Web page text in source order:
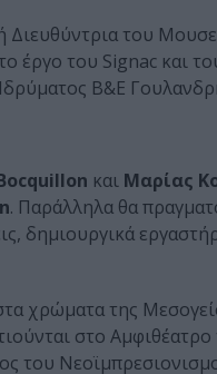
Διευθύντρια του
έργο του Signac και
Β&Ε
και Μαρίας
. Παράλληλα θα
δημιουργικά
χρώματα της
στο Αμφιθέατρο
του